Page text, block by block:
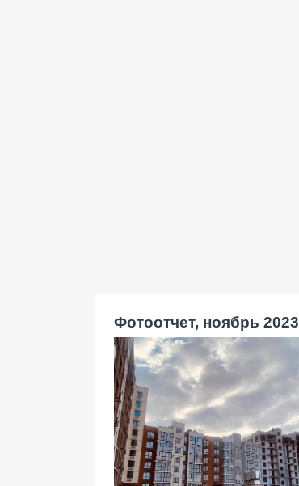
Фотоотчет, ноябрь 2023